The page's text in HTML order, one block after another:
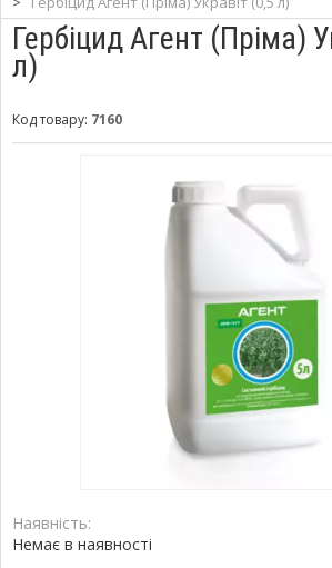
Гербіцид Агент (Пріма)
л)
Код товару: 7160
Наявність:
Немає в наявності